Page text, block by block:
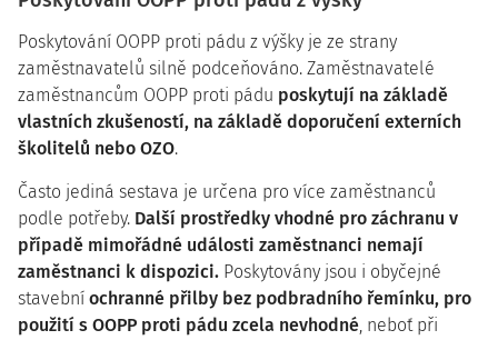
Poskytování OOPP proti pádu z výšky je ze strany
zaměstnavatelů silně podceňováno. Zaměstnavatelé
zaměstnancům OOPP proti pádu poskytují na základě
vlastních zkušeností, na základě doporučení externích
školitelů nebo OZO.
Často jediná sestava je určena pro více zaměstnanců
podle potřeby. Další prostředky vhodné pro záchranu v
případě mimořádné události zaměstnanci nemají
zaměstnanci k dispozici. Poskytovány jsou i obyčejné
stavební ochranné přilby bez podbradního řemínku, pro
použití s OOPP proti pádu zcela nevhodné, neboť při